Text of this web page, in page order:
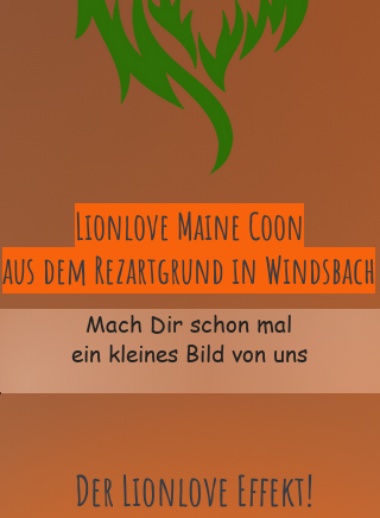
Lionlove Maine Coon
aus dem Rezartgrund in Windsbach
Mach Dir schon mal
ein kleines Bild von uns
Der Lionlove Effekt!